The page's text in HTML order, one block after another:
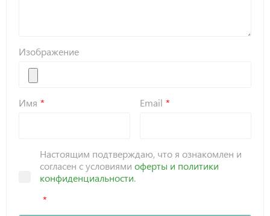
Изображение
Имя Email
Настоящим подтверждаю, что я ознакомлен и
согласен с условиями оферты и политики
конфиденциальности.